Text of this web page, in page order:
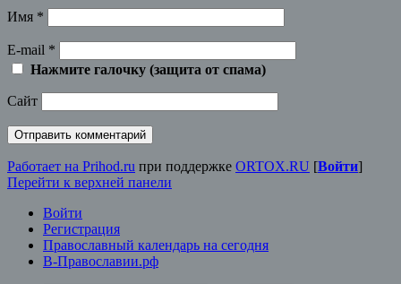
Имя *
E-mail *
Нажмите галочку (защита от спама)
Сайт
Работает на Prihod.ru при поддержке ORTOX.RU [Войти]
Перейти к верхней панели
Войти
Регистрация
Православный календарь на сегодня
В-Православии.рф